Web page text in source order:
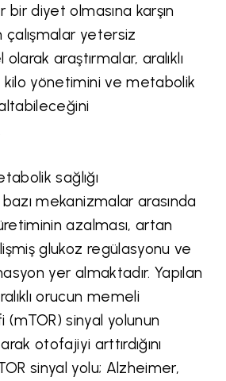
diyet olmasına karşın
çalışmalar yetersiz
araştırmalar, aralıklı
yönetimini ve metabolik
sağlığı
mekanizmalar arasında
azalması, artan
glukoz regülasyonu ve
yer almaktadır. Yapılan
orucun memeli
sinyal yolunun
otofajiyi arttırdığını
sinyal yolu; Alzheimer,